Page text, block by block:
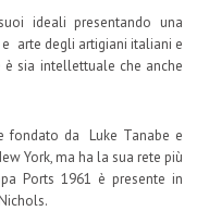
ideali presentando una
arte degli artigiani italiani e
sia intellettuale che anche
fondato da Luke Tanabe e
York, ma ha la sua rete più
Ports 1961 è presente in